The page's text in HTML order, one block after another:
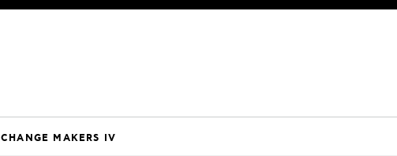
CHANGE MAKERS IV